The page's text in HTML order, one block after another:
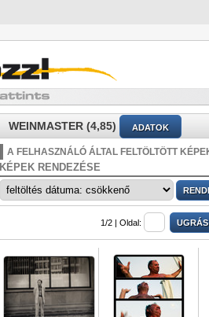
WEINMASTER (4,85) ADATOK
A FELHASZNÁLÓ ÁLTAL FELTÖLTÖTT
KÉPEK RENDEZÉSE
1/2 | Oldal: